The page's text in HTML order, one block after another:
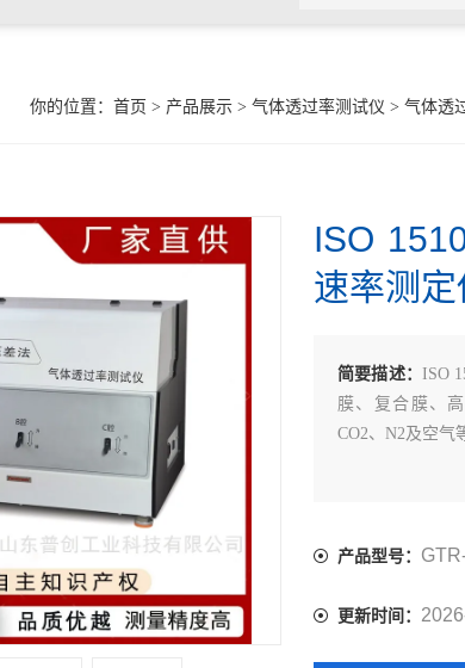
你的位置： 首页 > 产品展示> 气体透过率测试仪 > 气体透
ISO
速率测定
简要描述： ISO
膜、复合膜、
CO2、N2及空气
产品型号：
更新时间：